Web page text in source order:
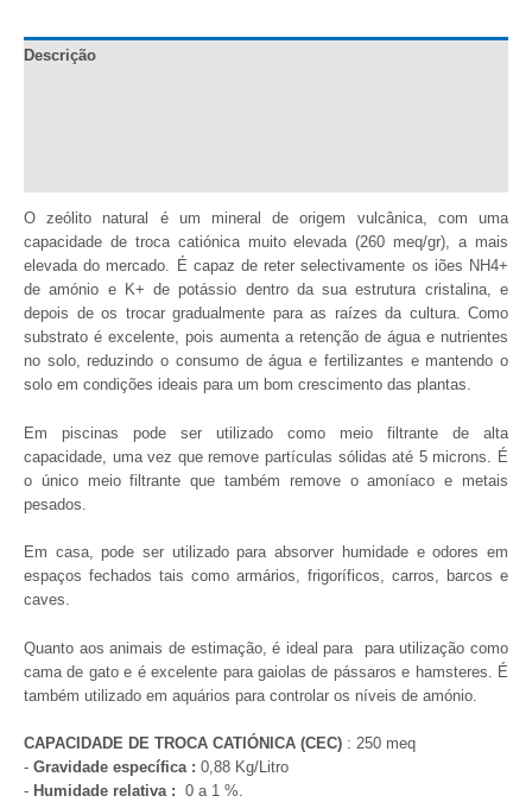
Descrição
O zeólito natural é um mineral de origem vulcânica, com uma
capacidade de troca catiónica muito elevada (260 meq/gr), a mais
elevada do mercado. É capaz de reter selectivamente os iões NH4+
de amónio e K+ de potássio dentro da sua estrutura cristalina, e
depois de os trocar gradualmente para as raízes da cultura. Como
substrato é excelente, pois aumenta a retenção de água e nutrientes
no solo, reduzindo o consumo de água e fertilizantes e mantendo o
solo em condições ideais para um bom crescimento das plantas.
Em piscinas pode ser utilizado como meio filtrante de alta
capacidade, uma vez que remove partículas sólidas até 5 microns. É
o único meio filtrante que também remove o amoníaco e metais
pesados.
Em casa, pode ser utilizado para absorver humidade e odores em
espaços fechados tais como armários, frigoríficos, carros, barcos e
caves.
Quanto aos animais de estimação, é ideal para
para utilização como
cama de gato e é excelente para gaiolas de pássaros e hamsteres. É
também utilizado em aquários para controlar os níveis de amónio.
CAPACIDADE DE TROCA CATIÓNICA (CEC) : 250 meq
- Gravidade específica : 0,88 Kg/Litro
- Humidade relativa : 0 a 1 %.